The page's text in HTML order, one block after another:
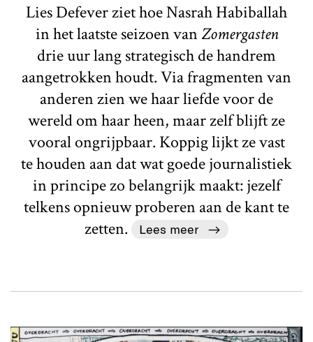
Lies Defever ziet hoe Nasrah Habiballah
in het laatste seizoen vanZomergasten
drie uur lang strategisch de handrem
aangetrokken houdt. Via fragmenten van
anderen zien we haar liefde voor de
wereld om haar heen, maar zelf blijft ze
vooral ongrijpbaar. Koppig lijkt ze vast
te houden aan dat wat goede journalistiek
in principe zo belangrijk maakt: jezelf
telkens opnieuw proberen aan de kant te
zetten.
Lees meer